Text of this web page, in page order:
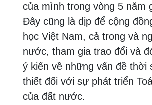
của mình trong vòng 5 năm
Đây cũng là dịp để cộng
học Việt Nam, cả trong và
nước, tham gia trao đổi và
ý kiến về những vấn đề thời
thiết đối với sự phát triển
của đất nước.